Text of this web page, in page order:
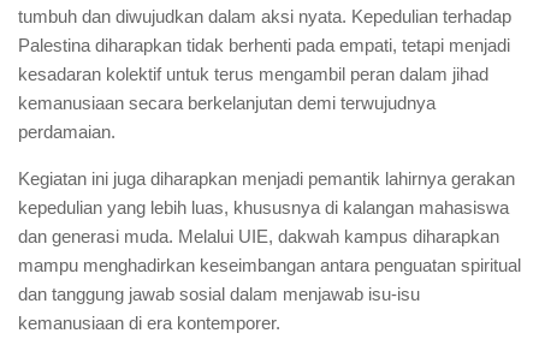
tumbuh dan diwujudkan dalam aksi nyata. Kepedulian terhadap
Palestina diharapkan tidak berhenti pada empati, tetapi menjadi
kesadaran kolektif untuk terus mengambil peran dalam jihad
kemanusiaan secara berkelanjutan demi terwujudnya
perdamaian.
Kegiatan ini juga diharapkan menjadi pemantik lahirnya gerakan
kepedulian yang lebih luas, khususnya di kalangan mahasiswa
dan generasi muda. Melalui UIE, dakwah kampus diharapkan
mampu menghadirkan keseimbangan antara penguatan spiritual
dan tanggung jawab sosial dalam menjawab isu-isu
kemanusiaan di era kontemporer.